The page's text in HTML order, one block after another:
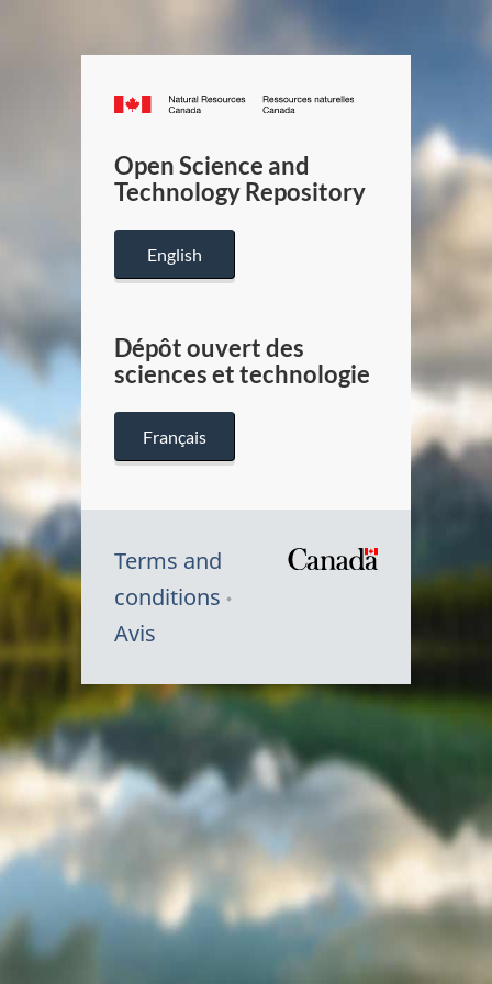
Canada.ca
/
Canada
Open Science and
Technology Repository
English
Dépôt ouvert des
sciences et technologie
Français
Terms and
conditions
Avis
Symbole
du